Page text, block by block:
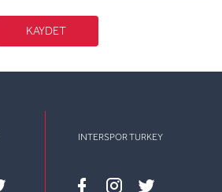
KAYDET
INTERSPOR TURKEY